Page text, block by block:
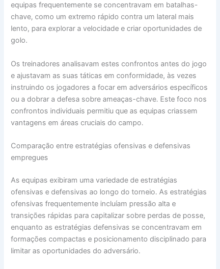
equipas frequentemente se concentravam em batalhas-
chave, como um extremo rápido contra um lateral mais
lento, para explorar a velocidade e criar oportunidades de
golo.
Os treinadores analisavam estes confrontos antes do jogo
e ajustavam as suas táticas em conformidade, às vezes
instruindo os jogadores a focar em adversários específicos
ou a dobrar a defesa sobre ameaças-chave. Este foco nos
confrontos individuais permitiu que as equipas criassem
vantagens em áreas cruciais do campo.
Comparação entre estratégias ofensivas e defensivas
empregues
As equipas exibiram uma variedade de estratégias
ofensivas e defensivas ao longo do torneio. As estratégias
ofensivas frequentemente incluíam pressão alta e
transições rápidas para capitalizar sobre perdas de posse,
enquanto as estratégias defensivas se concentravam em
formações compactas e posicionamento disciplinado para
limitar as oportunidades do adversário.